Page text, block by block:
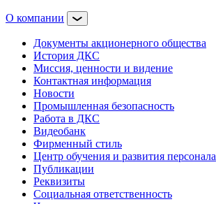
О компании
Документы акционерного общества
История ДКС
Миссия, ценности и видение
Контактная информация
Новости
Промышленная безопасность
Работа в ДКС
Видеобанк
Фирменный стиль
Центр обучения и развития персонала
Публикации
Реквизиты
Социальная ответственность